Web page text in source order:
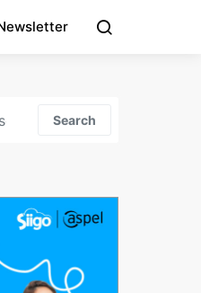
Search